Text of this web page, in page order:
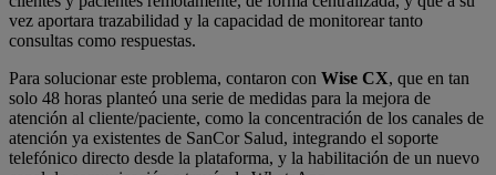
vez aportara trazabilidad y la capacidad de monitorear tanto
consultas como respuestas.
Para solucionar este problema, contaron con Wise CX, que en tan
solo 48 horas planteó una serie de medidas para la mejora de
atención al cliente/paciente, como la concentración de los canales de
atención ya existentes de SanCor Salud, integrando el soporte
telefónico directo desde la plataforma, y la habilitación de un nuevo